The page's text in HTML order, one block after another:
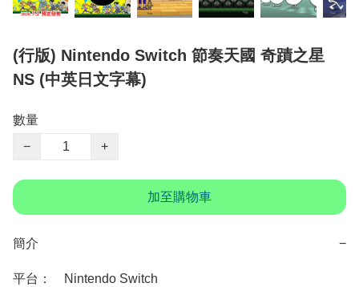
(行版) Nintendo Switch 節奏天國 奇蹟之星
NS (中英日文字幕)
數量
−
+
加至購物車
簡介 −
平台：　Nintendo Switch